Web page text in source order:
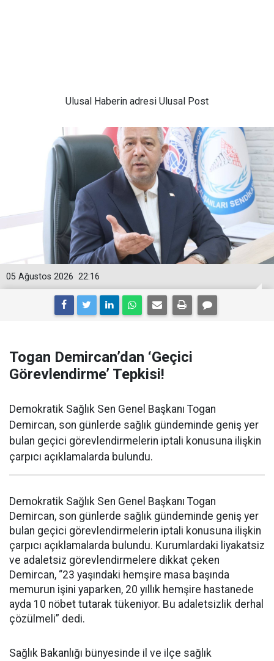
Ulusal Haberin adresi Ulusal Post
22:16
05 Ağustos 2026
Togan Demircan’dan ‘Geçici
Görevlendirme’ Tepkisi!
Demokratik Sağlık Sen Genel Başkanı Togan
Demircan, son günlerde sağlık gündeminde geniş yer
bulan geçici görevlendirmelerin iptali konusuna ilişkin
çarpıcı açıklamalarda bulundu.
Demokratik Sağlık Sen Genel Başkanı Togan
Demircan, son günlerde sağlık gündeminde geniş yer
bulan geçici görevlendirmelerin iptali konusuna ilişkin
çarpıcı açıklamalarda bulundu. Kurumlardaki liyakatsiz
ve adaletsiz görevlendirmelere dikkat çeken
Demircan, “23 yaşındaki hemşire masa başında
memurun işini yaparken, 20 yıllık hemşire hastanede
ayda 10 nöbet tutarak tükeniyor. Bu adaletsizlik derhal
çözülmeli” dedi.
Sağlık Bakanlığı bünyesinde il ve ilçe sağlık